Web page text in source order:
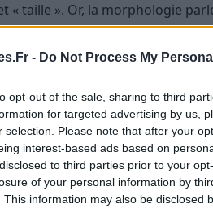
- Do Not Process My
opt-out of the sale, sharing to third
for targeted advertising by us,
selection. Please note that after your
interest-based ads based on
to third parties prior to your
of your personal information by
This information may also be disclosed
« taille ». Or, la morphologie
taille, hanches, jambes).
structure. L’idée n’est pas de
pour guider l’œil vers vos
silhouette sans effort :
encolures, taille, tombé).
fluides qui accompagnent).
la lumière et l’attention).